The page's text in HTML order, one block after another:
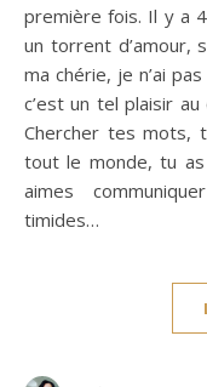
première fois. Il y a
un torrent d’amour,
ma chérie, je n’ai
c’est un tel plaisir
Chercher tes mots,
tout le monde, tu
aimes
timides…